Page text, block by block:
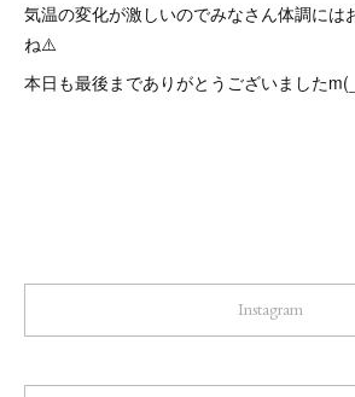
気温の変化が激しいのでみなさん体調には
ね⚠️
本日も最後までありがとうございました
Instagram